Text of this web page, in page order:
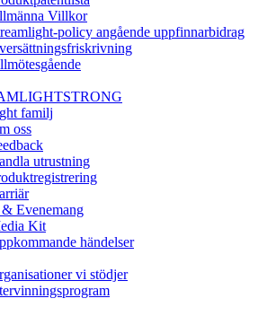
Villkor
policy angående uppfinnarbidrag
familj
oss
utrustning
Evenemang
Kit
händelser
vi stödjer